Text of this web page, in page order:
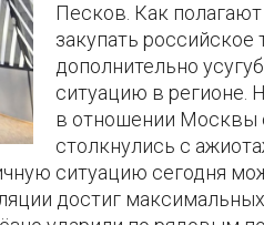
Песков. Как
закупать
дополнительно
ситуацию в регионе.
в отношении Москвы
столкнулись с
ситуацию сегодня
достиг